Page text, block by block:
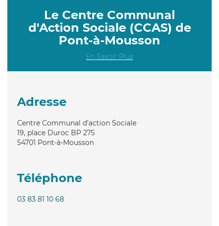
Le Centre Communal
d'Action Sociale (CCAS) de
Pont-à-Mousson
En Savoir Plus
Adresse
Centre Communal d'action Sociale
19, place Duroc BP 275
54701 Pont-à-Mousson
Téléphone
03 83 81 10 68